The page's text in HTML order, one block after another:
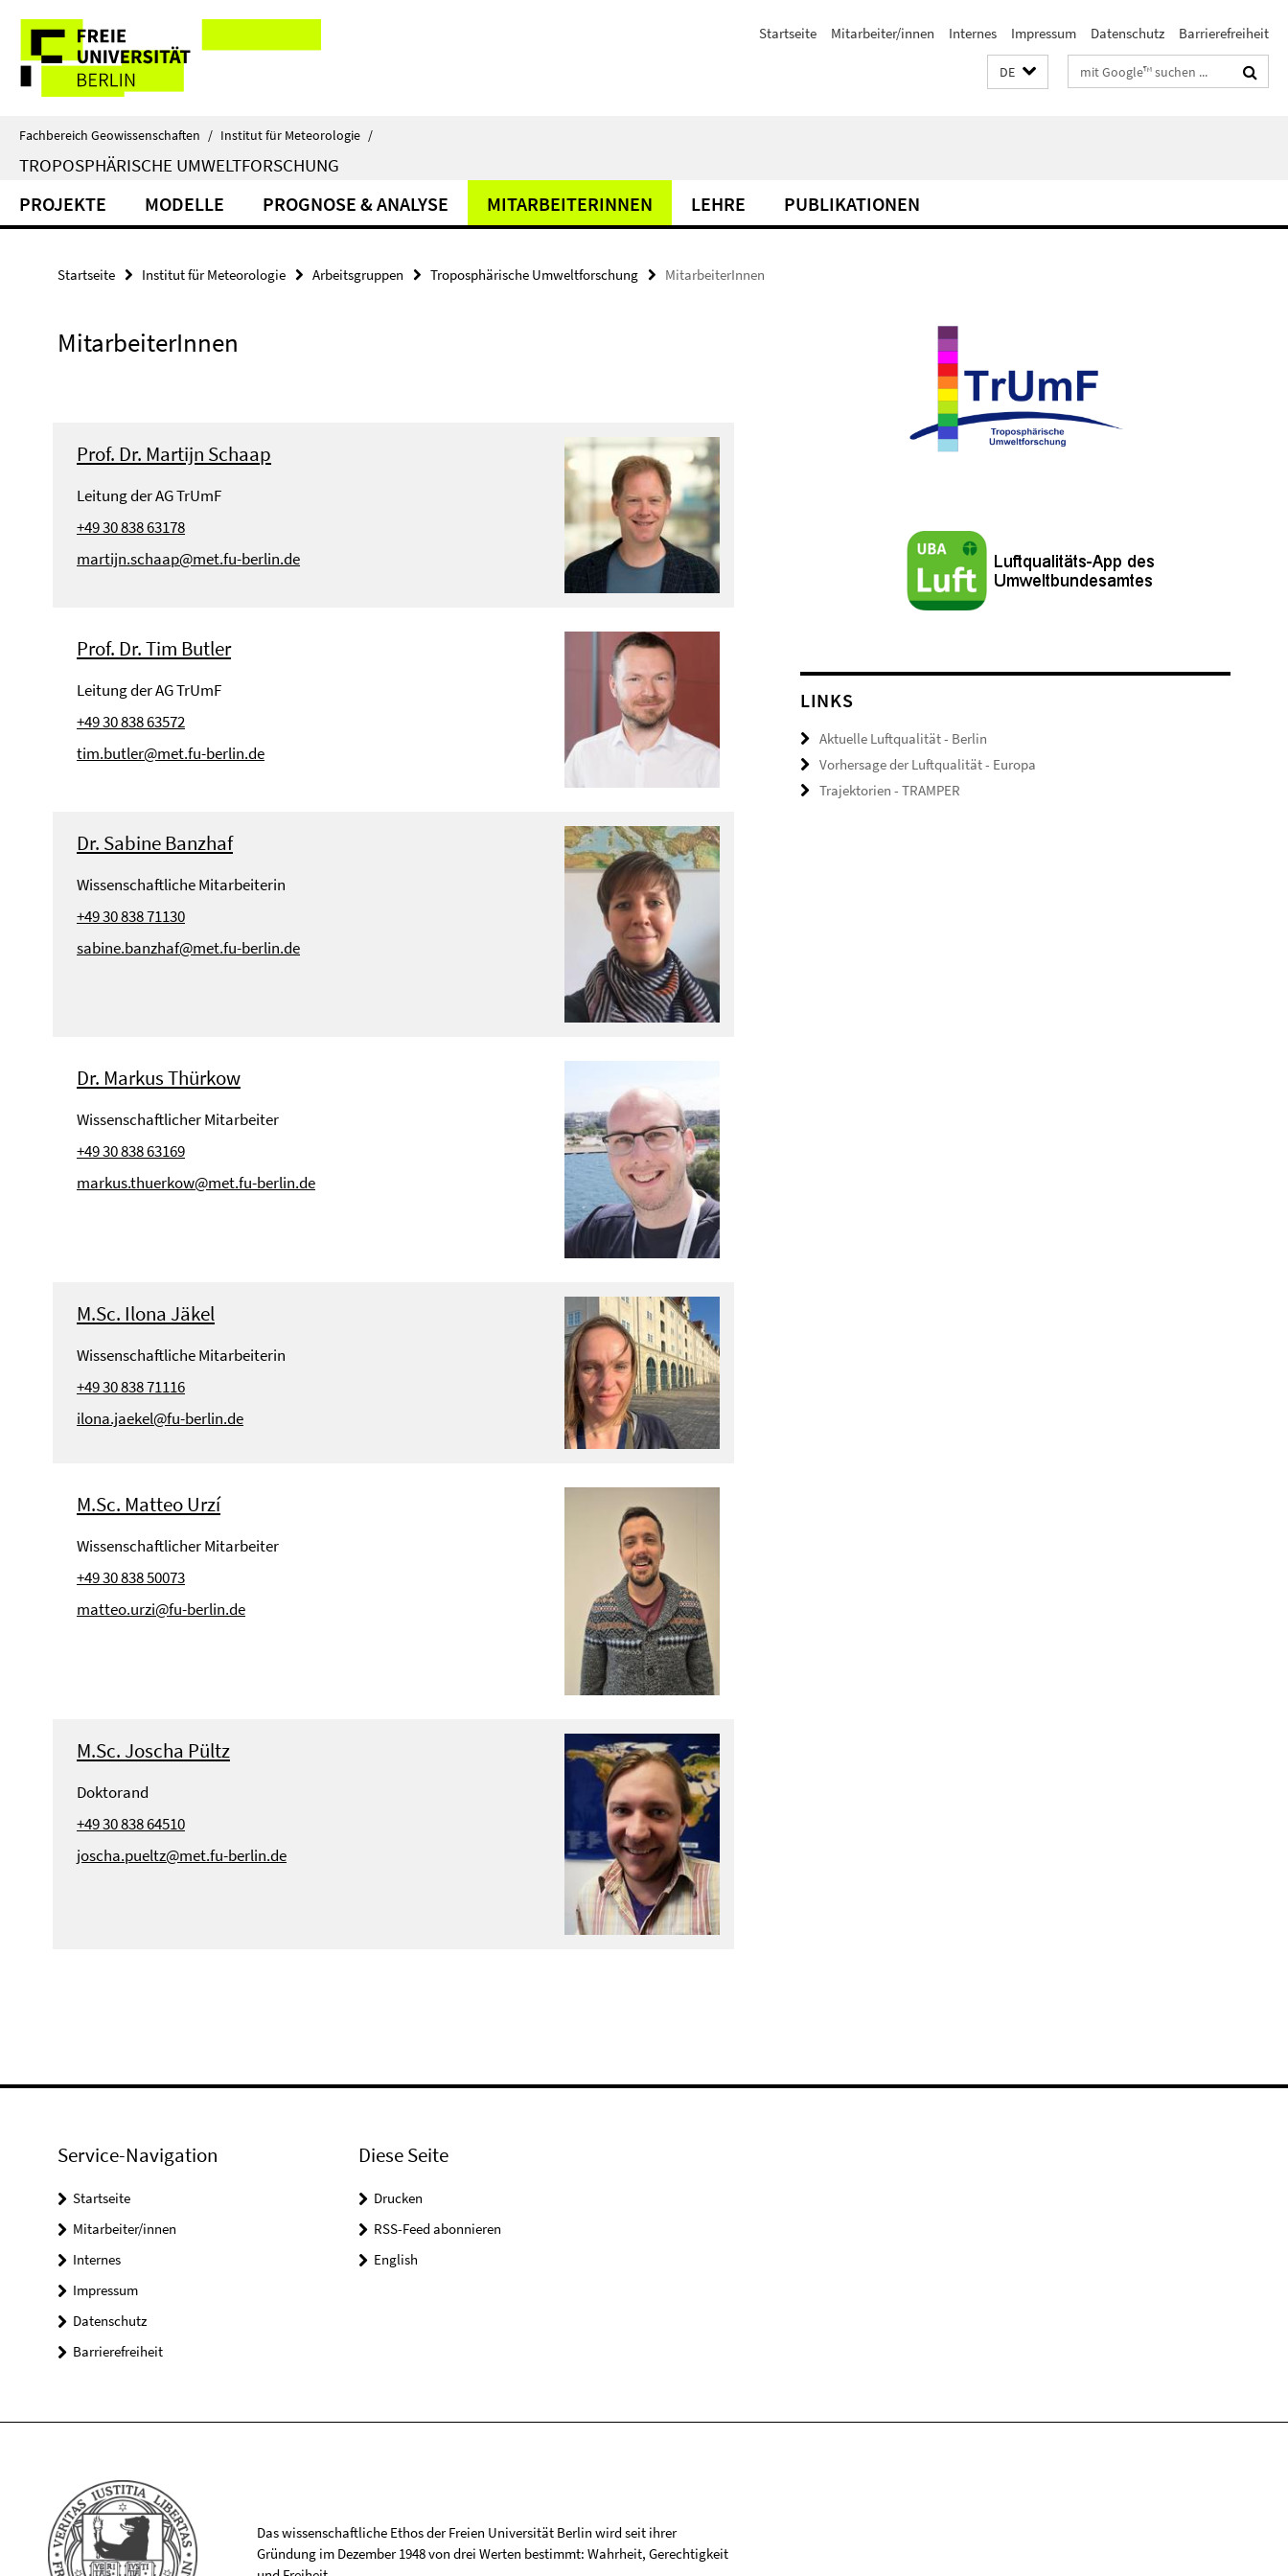
direkt
Inhalt
Service-
Navigation
Startseite Mitarbeiter/innen Internes Impressum Datenschutz Barrierefreiheit
DE Suchbegriffe
Fachbereich Geowissenschaften / Institut für Meteorologie /
TROPOSPHÄRISCHE UMWELTFORSCHUNG
PROJEKTE MODELLE PROGNOSE & ANALYSE MITARBEITERINNEN LEHRE PUBLIKATIONEN
Startseite Institut für Meteorologie Arbeitsgruppen Troposphärische Umweltforschung MitarbeiterInnen
MitarbeiterInnen
Prof. Dr. Martijn Schaap
Leitung der AG TrUmF
+49 30 838 63178
martijn.schaap@met.fu-berlin.de
Prof. Dr. Tim Butler
Leitung der AG TrUmF
+49 30 838 63572
tim.butler@met.fu-berlin.de
Dr. Sabine Banzhaf
Wissenschaftliche Mitarbeiterin
+49 30 838 71130
sabine.banzhaf@met.fu-berlin.de
Dr. Markus Thürkow
Wissenschaftlicher Mitarbeiter
+49 30 838 63169
markus.thuerkow@met.fu-berlin.de
M.Sc. Ilona Jäkel
Wissenschaftliche Mitarbeiterin
+49 30 838 71116
ilona.jaekel@fu-berlin.de
M.Sc. Matteo Urzí
Wissenschaftlicher Mitarbeiter
+49 30 838 50073
matteo.urzi@fu-berlin.de
M.Sc. Joscha Pültz
Doktorand
+49 30 838 64510
joscha.pueltz@met.fu-berlin.de
LINKS
Aktuelle Luftqualität - Berlin
Vorhersage der Luftqualität - Europa
Trajektorien - TRAMPER
Service-Navigation
Startseite
Mitarbeiter/innen
Internes
Impressum
Datenschutz
Barrierefreiheit
Diese Seite
Drucken
RSS-Feed abonnieren
English
Das wissenschaftliche Ethos der Freien Universität Berlin wird seit ihrer
Gründung im Dezember 1948 von drei Werten bestimmt: Wahrheit, Gerechtigkeit